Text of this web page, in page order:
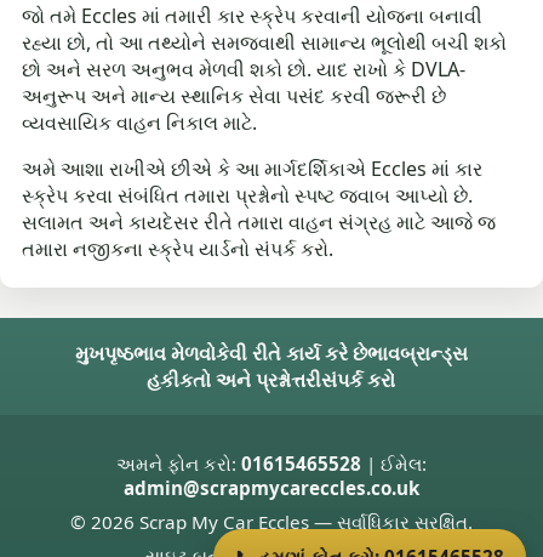
જો તમે Eccles માં તમારી કાર સ્ક્રેપ કરવાની યોજના બનાવી
રહ્યા છો, તો આ તથ્યોને સમજવાથી સામાન્ય ભૂલોથી બચી શકો
છો અને સરળ અનુભવ મેળવી શકો છો. યાદ રાખો કે DVLA-
અનુરૂપ અને માન્ય સ્થાનિક સેવા પસંદ કરવી જરૂરી છે
વ્યવસાયિક વાહન નિકાલ માટે.
અમે આશા રાખીએ છીએ કે આ માર્ગદર્શિકાએ Eccles માં કાર
સ્ક્રેપ કરવા સંબંધિત તમારા પ્રશ્નોનો સ્પષ્ટ જવાબ આપ્યો છે.
સલામત અને કાયદેસર રીતે તમારા વાહન સંગ્રહ માટે આજે જ
તમારા નજીકના સ્ક્રેપ યાર્ડનો સંપર્ક કરો.
મુખપૃષ્ઠભાવ મેળવોકેવી રીતે કાર્ય કરે છેભાવબ્રાન્ડ્સ
હકીકતો અને પ્રશ્નોત્તરીસંપર્ક કરો
અમને ફોન કરો: 01615465528 | ઈમેલ:
admin@scrapmycareccles.co.uk
© 2026 Scrap My Car Eccles — સર્વાધિકાર સુરક્ષિત.